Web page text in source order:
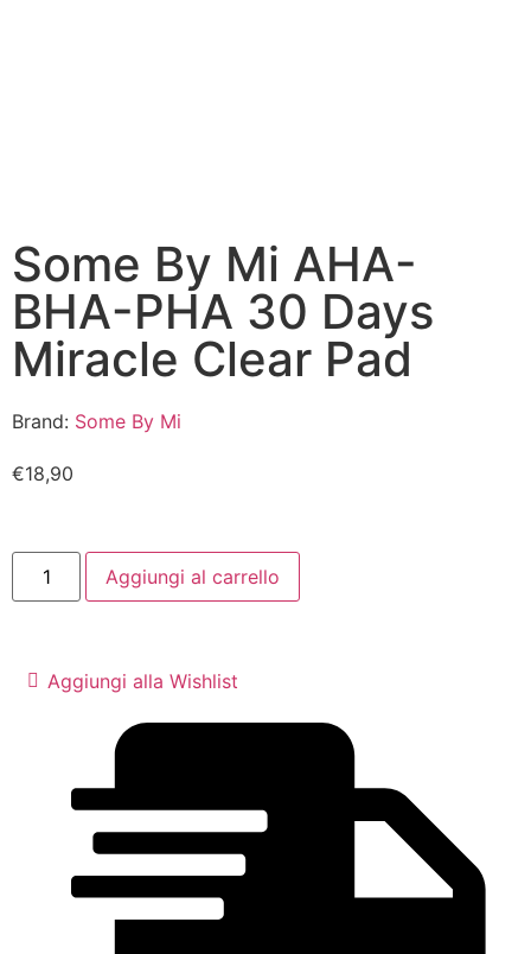
Some By Mi AHA-
BHA-PHA 30 Days
Miracle Clear Pad
Brand: Some By Mi
€18,90
Aggiungi al carrello
Aggiungi alla Wishlist